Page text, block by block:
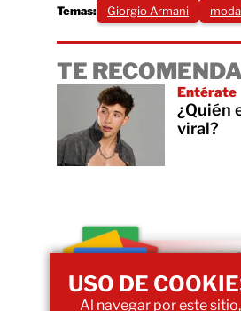
Temas: Giorgio Armani moda
TE
Entérate
¿Quién
viral?
USO DE
Al navegar por este sitio,